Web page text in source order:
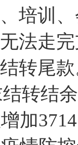
、 培训
法走
转尾
转结余
加